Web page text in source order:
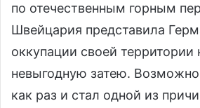
по отечественным горным
Швейцария представила
оккупации своей территории
невыгодную затею.
как раз и стал одной из